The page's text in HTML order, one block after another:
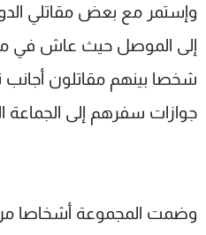
وإستمر مع بعض مقاتلي
إلى الموصل حيث عاش في
شخصا بينهم مقاتلون
جوازات سفرهم إلى الجماعة
وضمت المجموعة أشخاصا